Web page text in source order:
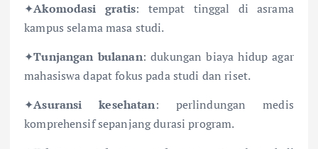
✦Akomodasi gratis: tempat tinggal di asrama
kampus selama masa studi.
✦Tunjangan bulanan: dukungan biaya hidup agar
mahasiswa dapat fokus pada studi dan riset.
✦Asuransi kesehatan: perlindungan medis
komprehensif sepanjang durasi program.